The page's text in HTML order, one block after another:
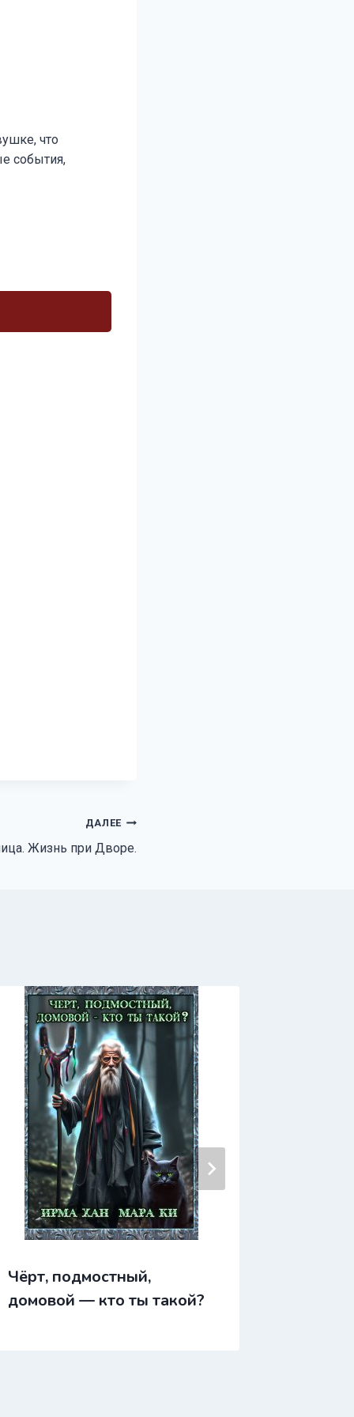
что
события,
ДАЛЕЕ
Жизнь при Дворе.
Чёрт, подмостный,
домовой — кто ты такой?